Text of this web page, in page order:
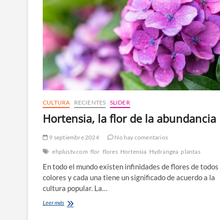
CULTURA RECIENTES SLIDER
Hortensia, la flor de la abundancia
9 septiembre 2024
No hay comentarios
ehplustv.com flor flores Hortensia Hydrangea plantas
En todo el mundo existen infinidades de flores de todos
colores y cada una tiene un significado de acuerdo a la
cultura popular. La…
Leer másHortensia,